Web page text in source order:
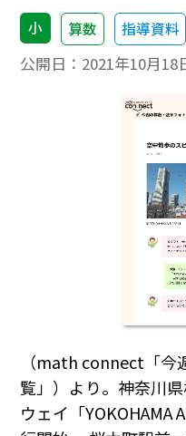
小 算数 指導資料
公開日： 2021年10月18
（math connect「今
覧」）より。神奈川
ウェイ「YOKOHAMA